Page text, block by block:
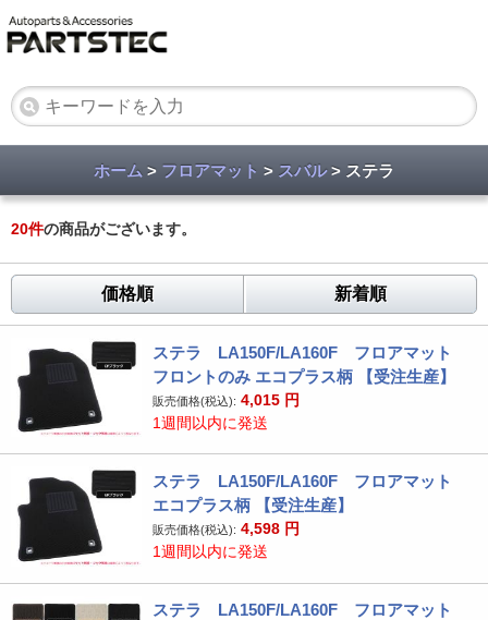
ホーム > フロアマット > スバル> ステラ
20件の商品がございます。
価格順 新着順
ステラ LA150F/LA160F フロアマット
フロントのみ エコプラス柄 【受注生産】
販売価格(税込): 4,015 円
1週間以内に発送
ステラ LA150F/LA160F フロアマット
エコプラス柄 【受注生産】
販売価格(税込): 4,598 円
1週間以内に発送
ステラ LA150F/LA160F フロアマット